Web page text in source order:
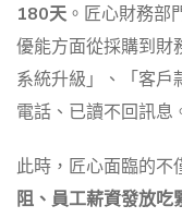
180天 。匠心財務部
優能方面從採購到財
系統升級」、「客戶
電話、已讀不回訊息
此時，匠心面臨的不
阻、員工薪資發放